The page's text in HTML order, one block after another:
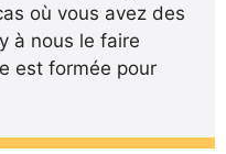
où vous avez des
à nous le faire
est formée pour